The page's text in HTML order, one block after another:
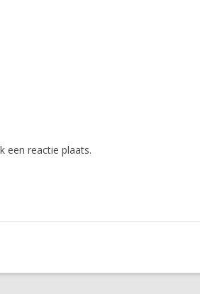
een reactie plaats.